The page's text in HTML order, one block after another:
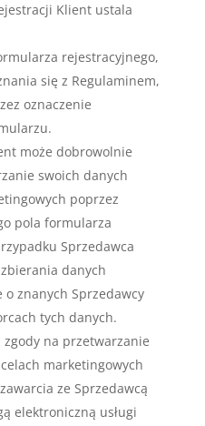
Klient ustala
rejestracyjnego,
się z Regulaminem,
oznaczenie
może dobrowolnie
swoich danych
poprzez
pola formularza
Sprzedawca
danych
znanych Sprzedawcy
tych danych.
na przetwarzanie
marketingowych
ze Sprzedawcą
elektroniczną usługi